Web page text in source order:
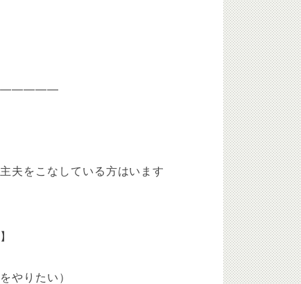
夫をこなしている方はいます
やりたい）